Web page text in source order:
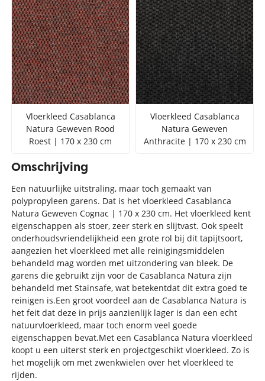
Vloerkleed Casablanca
Natura Geweven Rood
Roest | 170 x 230 cm
Vloerkleed Casablanca
Natura Geweven
Anthracite | 170 x 230 cm
Omschrijving
Een natuurlijke uitstraling, maar toch gemaakt van
polypropyleen garens. Dat is het vloerkleed Casablanca
Natura Geweven Cognac | 170 x 230 cm. Het vloerkleed kent
eigenschappen als stoer, zeer sterk en slijtvast. Ook speelt
onderhoudsvriendelijkheid een grote rol bij dit tapijtsoort,
aangezien het vloerkleed met alle reinigingsmiddelen
behandeld mag worden met uitzondering van bleek. De
garens die gebruikt zijn voor de Casablanca Natura zijn
behandeld met Stainsafe, wat betekentdat dit extra goed te
reinigen is.Een groot voordeel aan de Casablanca Natura is
het feit dat deze in prijs aanzienlijk lager is dan een echt
natuurvloerkleed, maar toch enorm veel goede
eigenschappen bevat.Met een Casablanca Natura vloerkleed
koopt u een uiterst sterk en projectgeschikt vloerkleed. Zo is
het mogelijk om met zwenkwielen over het vloerkleed te
rijden.